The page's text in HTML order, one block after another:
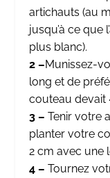
artichauts (au
jusqu’à ce que
plus blanc).
2 –Munissez-
long et de
couteau devait
3 – Tenir votre
planter votre
2 cm avec une
4 – Tournez